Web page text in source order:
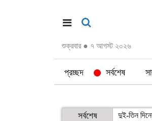
শুক্রবার ● ৭ আগস্ট ২০২৬
প্রচ্ছদ সর্বশেষ
সর্বশেষ দুই-তিন